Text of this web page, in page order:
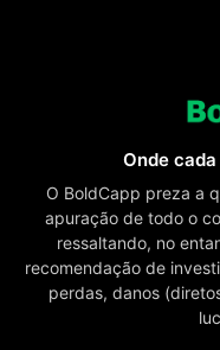
Onde
O BoldCapp preza a
apuração de todo o
ressaltando, no
recomendação de
perdas, danos